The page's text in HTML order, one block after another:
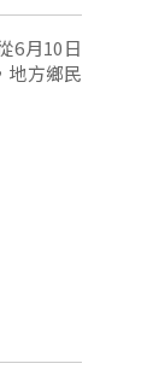
6月10日
地方鄉民